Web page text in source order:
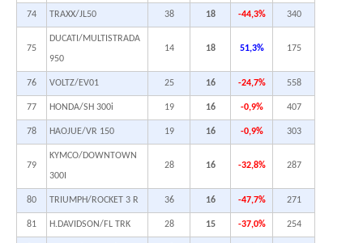
74 TRAXX/JL50 38 18 -44,3% 340
75
DUCATI/MULTISTRADA
950
14 18 51,3% 175
76 VOLTZ/EV01 25 16 -24,7% 558
77 HONDA/SH 300i 19 16 -0,9% 407
78 HAOJUE/VR 150 19 16 -0,9% 303
79
KYMCO/DOWNTOWN
300I
28 16 -32,8% 287
80 TRIUMPH/ROCKET 3 R 36 16 -47,7% 271
81 H.DAVIDSON/FL TRK 28 15 -37,0% 254